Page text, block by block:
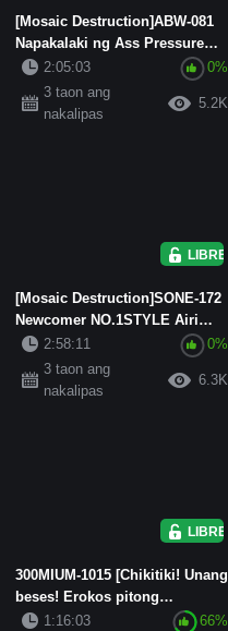
[Mosaic Destruction]ABW-081
Napakalaki ng Ass Pressure
Piston! ! Kamijiri pile nag...
2:05:03
0%
3 taon ang
nakalipas
5.2K
LIBRE
[Mosaic Destruction]SONE-172
Newcomer NO.1STYLE Airi
Nagisa AV Debut
2:58:11
0%
3 taon ang
nakalipas
6.3K
LIBRE
300MIUM-1015 [Chikitiki! Unang
beses! Erokos pitong
pagbabago! ] 142cm anghel!
1:16:03
66%